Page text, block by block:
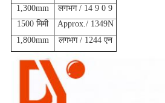
1,300mm
लगभग / 14 9 0 9
1500 मिमी
Approx./ 1349N
1,800mm
लगभग / 1244 एन